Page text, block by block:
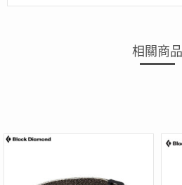
相關商品